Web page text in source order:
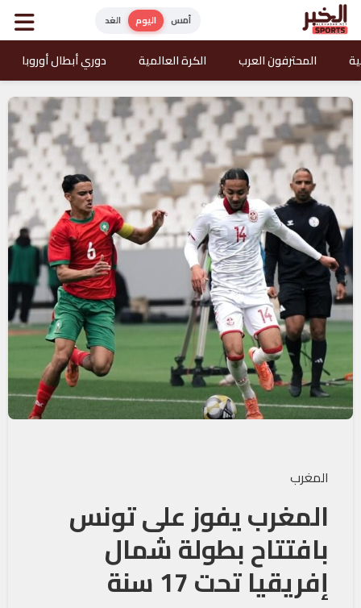
أمس اليوم الغد
المحترفون العرب الكرة العالمية دوري أبطال أوروبا
المغرب
المغرب يفوز على تونس
بافتتاح بطولة شمال
إفريقيا تحت 17 سنة